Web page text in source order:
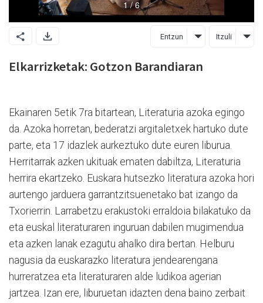
Entzun Itzuli
Elkarrizketak: Gotzon Barandiaran
Ekainaren 5etik 7ra bitartean, Literaturia azoka egingo
da. Azoka horretan, bederatzi argitaletxek hartuko dute
parte, eta 17 idazlek aurkeztuko dute euren liburua.
Herritarrak azken ukituak ematen dabiltza, Literaturia
herrira ekartzeko. Euskara hutsezko literatura azoka hori
aurtengo jarduera garrantzitsuenetako bat izango da
Txorierrin. Larrabetzu erakustoki erraldoia bilakatuko da
eta euskal literaturaren inguruan dabilen mugimendua
eta azken lanak ezagutu ahalko dira bertan. Helburu
nagusia da euskarazko literatura jendearengana
hurreratzea eta literaturaren alde ludikoa agerian
jartzea. Izan ere, liburuetan idazten dena baino zerbait